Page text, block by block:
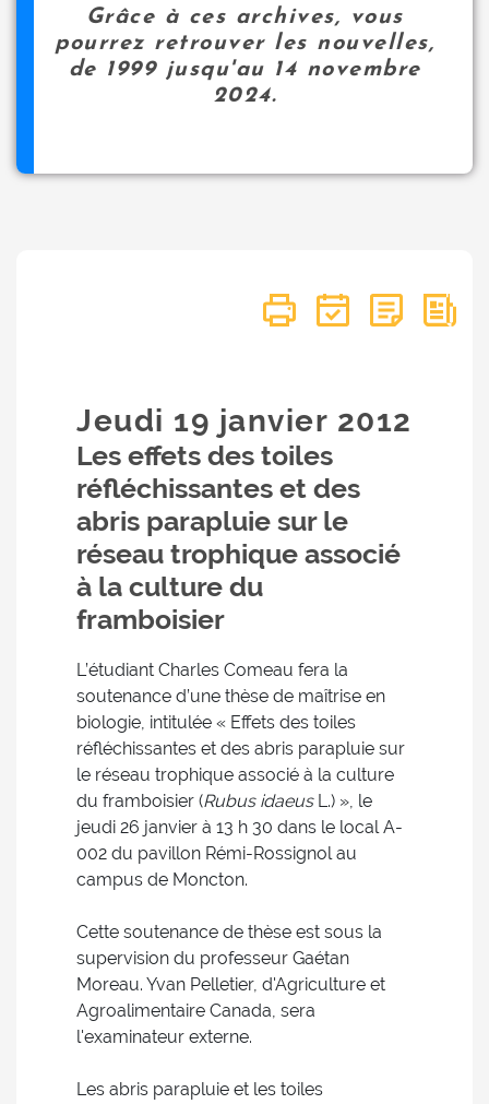
Grâce à ces archives, vous
pourrez retrouver les nouvelles,
de 1999 jusqu'au 14 novembre
2024.
Jeudi 19 janvier 2012
Les effets des toiles
réfléchissantes et des
abris parapluie sur le
réseau trophique associé
à la culture du
framboisier
L’étudiant Charles Comeau fera la
soutenance d’une thèse de maîtrise en
biologie, intitulée « Effets des toiles
réfléchissantes et des abris parapluie sur
le réseau trophique associé à la culture
du framboisier (Rubus idaeus L.) », le
jeudi 26 janvier à 13 h 30 dans le local A-
002 du pavillon Rémi-Rossignol au
campus de Moncton.
Cette soutenance de thèse est sous la
supervision du professeur Gaétan
Moreau. Yvan Pelletier, d'Agriculture et
Agroalimentaire Canada, sera
l'examinateur externe.
Les abris parapluie et les toiles